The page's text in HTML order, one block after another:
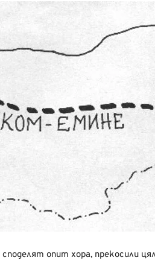
опит хора, прекосили